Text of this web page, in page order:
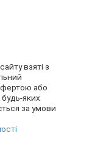
взяті з
або
яких
за умови